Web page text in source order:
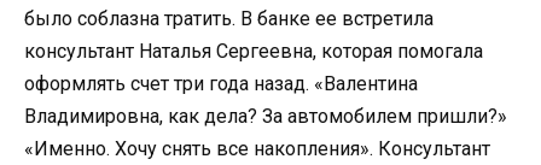
было соблазна тратить. В банке ее встретила
консультант Наталья Сергеевна, которая помогала
оформлять счет три года назад. «Валентина
Владимировна, как дела? За автомобилем пришли?»
«Именно. Хочу снять все накопления». Консультант